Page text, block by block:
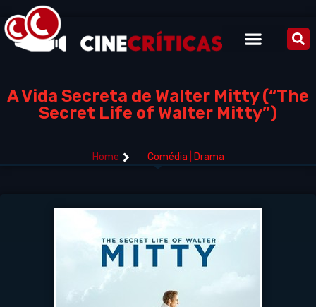
A Vida Secreta de Walter Mitty (“The
Secret Life of Walter Mitty”)
Home Comédia Drama